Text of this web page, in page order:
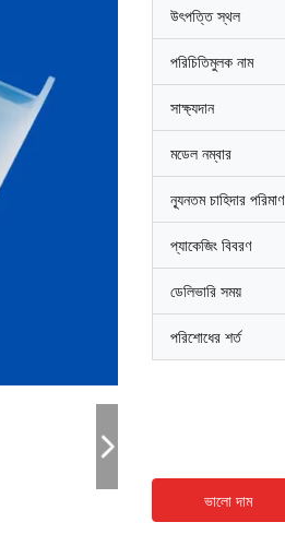
উৎপত্তি স্থল
পরিচিতিমুলক নাম
সাক্ষ্যদান
মডেল নম্বার
ন্যূনতম চাহিদার পরিমাণ
প্যাকেজিং বিবরণ
ডেলিভারি সময়
পরিশোধের শর্ত
ভালো দাম